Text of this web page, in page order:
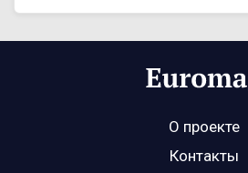
О проекте
Контакты